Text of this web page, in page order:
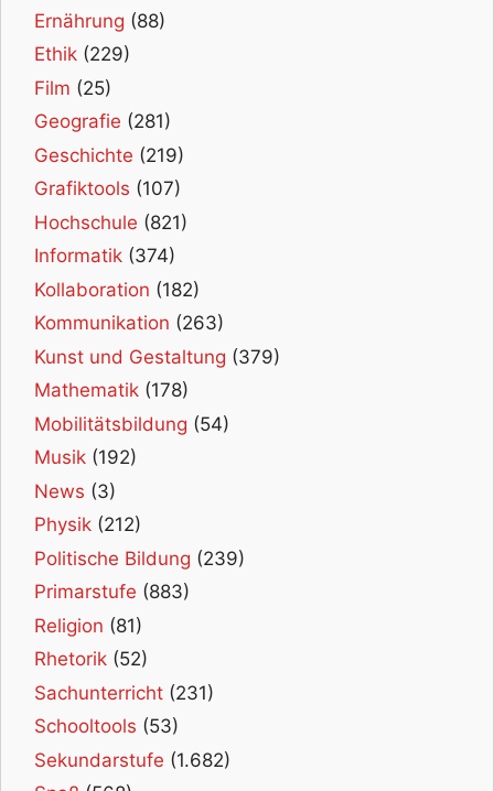
Ernährung (88)
Ethik (229)
Film (25)
Geografie (281)
Geschichte (219)
Grafiktools (107)
Hochschule (821)
Informatik (374)
Kollaboration (182)
Kommunikation (263)
Kunst und Gestaltung (379)
Mathematik (178)
Mobilitätsbildung (54)
Musik (192)
News (3)
Physik (212)
Politische Bildung (239)
Primarstufe (883)
Religion (81)
Rhetorik (52)
Sachunterricht (231)
Schooltools (53)
Sekundarstufe (1.682)